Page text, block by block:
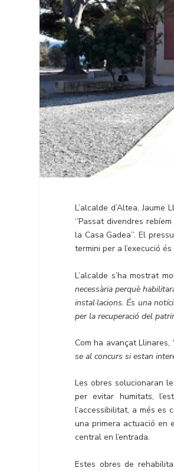
L’alcalde d’Altea,
‘’Passat divendres
la Casa Gadea’’. El
termini per a l’execució
L’alcalde s’ha mostrat
necessària perquè
instal·lacions. És una
per la recuperació del
Com ha avançat Llinares,
se al concurs si estan
Les obres solucionaran
per evitar humitats,
l’accessibilitat, a més es
una primera actuació en
central en l’entrada.
Estes obres de